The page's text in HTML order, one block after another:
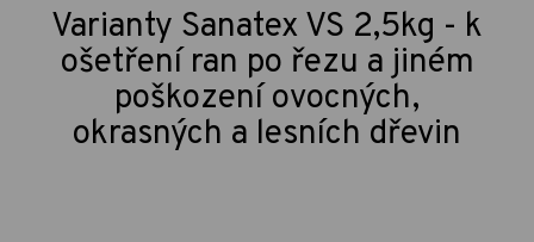
Varianty Sanatex VS 2,5kg - k
ošetření ran po řezu a jiném
poškození ovocných,
okrasných a lesních dřevin